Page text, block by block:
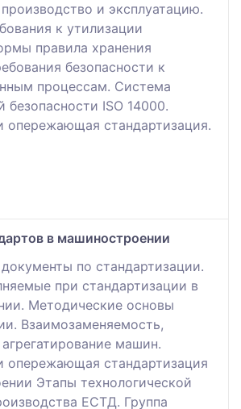
и эксплуатацию.
к утилизации
правила хранения
безопасности к
процессам. Система
безопасности ISO 14000.
опережающая стандартизация.
в машиностроении
по стандартизации.
при стандартизации в
Методические основы
Взаимозаменяемость,
машин.
опережающая стандартизация
Этапы технологической
ЕСТД. Группа